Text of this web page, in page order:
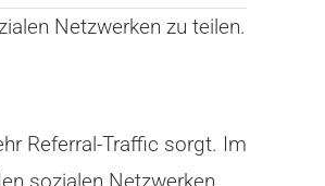
Netzwerken zu teilen.
Referral-Traffic sorgt. Im